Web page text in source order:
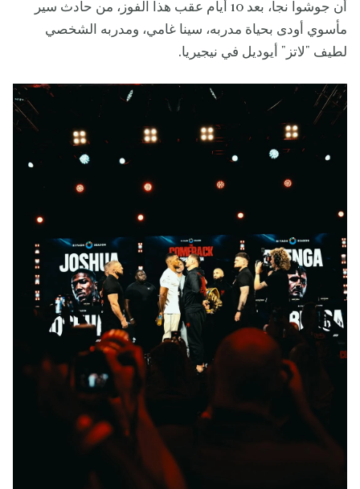
أن جوشوا نجا، بعد 10 أيام عقب هذا الفوز، من حادث سير
مأسوي أودى بحياة مدربه، سينا غامي، ومدربه الشخصي
لطيف "لاتز" أيوديل في نيجيريا.